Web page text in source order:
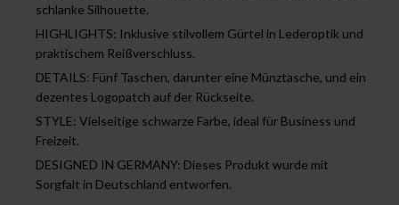
schlanke Silhouette.
HIGHLIGHTS: Inklusive stilvollem Gürtel in Lederoptik und
praktischem Reißverschluss.
DETAILS: Fünf Taschen, darunter eine Münztasche, und ein
dezentes Logopatch auf der Rückseite.
STYLE: Vielseitige schwarze Farbe, ideal für Business und
Freizeit.
DESIGNED IN GERMANY: Dieses Produkt wurde mit
Sorgfalt in Deutschland entworfen.